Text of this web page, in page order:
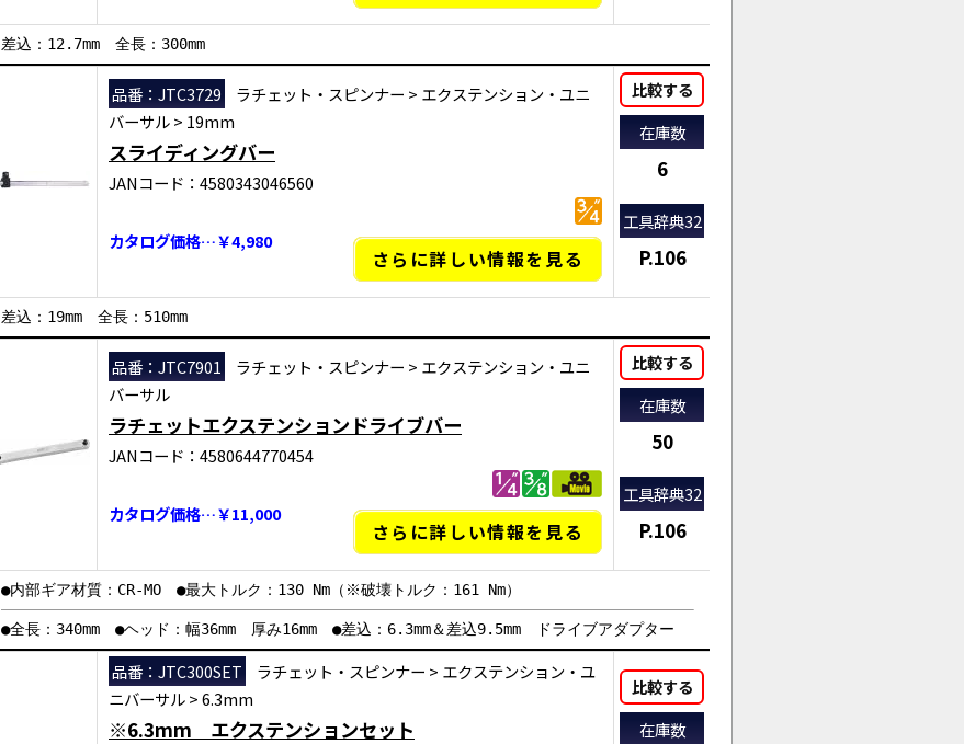
差込：12.7mm 全長：300mm
品番：JTC3729 ラチェット・スピンナー > エクステンション・ユニ
バーサル> 19mm
スライディングバー
JANコード：4580343046560
カタログ価格…￥4,980
さらに詳しい情報を見る
比較する
在庫数
6
工具辞典32
P.106
差込：19mm 全長：510mm
品番：JTC7901 ラチェット・スピンナー > エクステンション・ユニ
バーサル
ラチェットエクステンションドライブバー
JANコード：4580644770454
カタログ価格…￥11,000
さらに詳しい情報を見る
比較する
在庫数
50
工具辞典32
P.106
●内部ギア材質：CR-MO ●最大トルク：130 Nm（※破壊トルク：161 Nm）
●全長：340mm ●ヘッド：幅36mm 厚み16mm ●差込：6.3mm＆差込9.5mm ドライブアダプター
品番：JTC300SET ラチェット・スピンナー > エクステンション・ユ
ニバーサル>6.3mm
※6.3mm エクステンションセット
比較する
在庫数